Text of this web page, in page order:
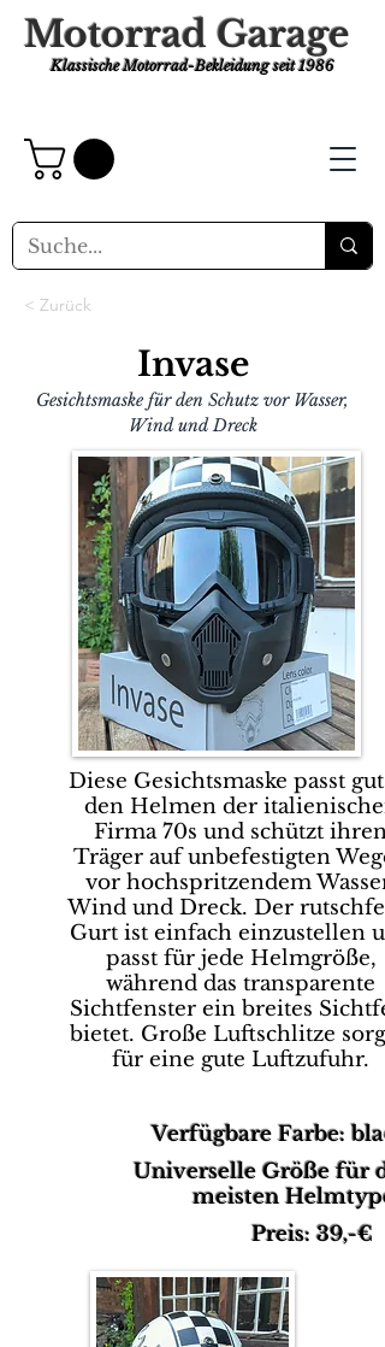
Motorrad Garage
Klassische Motorrad-Bekleidungseit 1986
< Zurück
Invase
Gesichtsmaske für den Schutz vor Wasser,
Wind und Dreck
Diese Gesichtsmaske passt gut
den Helmen der italienischen
Firma 70s und schützt ihren
Träger auf unbefestigten
vor hochspritzendem Wasser,
Wind und Dreck. Der
Gurt ist einfach einzustellen
passt für jede Helmgröße,
während das transparente
Sichtfenster ein breites
bietet. Große Luftschlitze
für eine gute Luftzufuhr.
Verfügbare Farbe:
Universelle Größe für
meisten
Preis: 39,-€